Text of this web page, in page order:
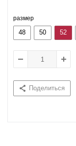
размер
48 50 52
Поделиться